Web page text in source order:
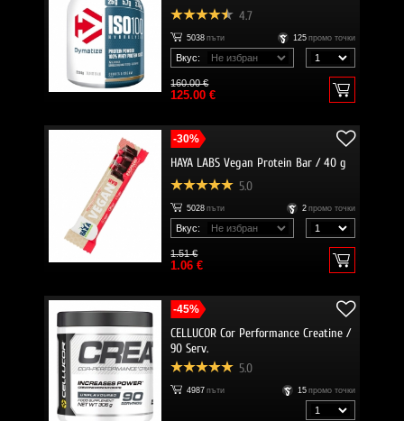
4.7
5038 пъти 125 промо точки
Вкус:
160.00 €
125.00 €
-30%
HAYA LABS Vegan Protein Bar / 40 g
5.0
5028 пъти 2 промо точки
Вкус:
1.51 €
1.06 €
-45%
CELLUCOR Cor Performance Creatine /
90 Serv.
5.0
4987 пъти 15 промо точки